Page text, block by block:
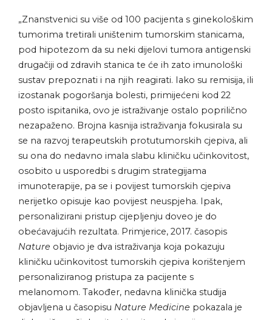
„Znanstvenici su više od 100 pacijenta s ginekološkim
tumorima tretirali uništenim tumorskim stanicama,
pod hipotezom da su neki dijelovi tumora antigenski
drugačiji od zdravih stanica te će ih zato imunološki
sustav prepoznati i na njih reagirati. Iako su remisija, ili
izostanak pogoršanja bolesti, primijećeni kod 22
posto ispitanika, ovo je istraživanje ostalo poprilično
nezapaženo. Brojna kasnija istraživanja fokusirala su
se na razvoj terapeutskih protutumorskih cjepiva, ali
su ona do nedavno imala slabu kliničku učinkovitost,
osobito u usporedbi s drugim strategijama
imunoterapije, pa se i povijest tumorskih cjepiva
nerijetko opisuje kao povijest neuspjeha. Ipak,
personalizirani pristup cijepljenju doveo je do
obećavajućih rezultata. Primjerice, 2017. časopis
Nature objavio je dva istraživanja koja pokazuju
kliničku učinkovitost tumorskih cjepiva korištenjem
personaliziranog pristupa za pacijente s
melanomom. Također, nedavna klinička studija
objavljena u časopisu Nature Medicine pokazala je